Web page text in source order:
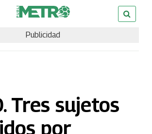
Publicidad
Tres sujetos
por